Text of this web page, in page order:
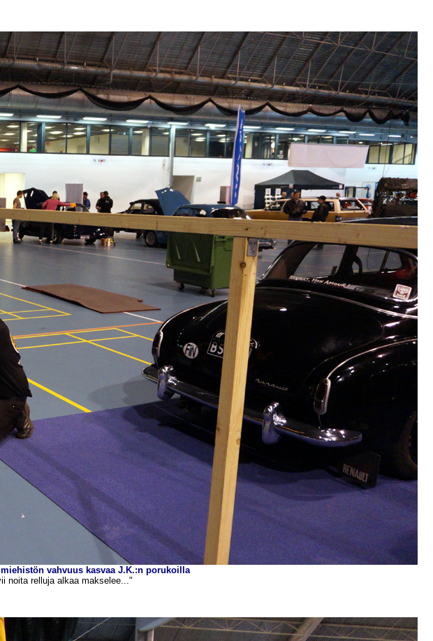
vahvuus kasvaa J.K.:n porukoilla
noita relluja alkaa makselee..."